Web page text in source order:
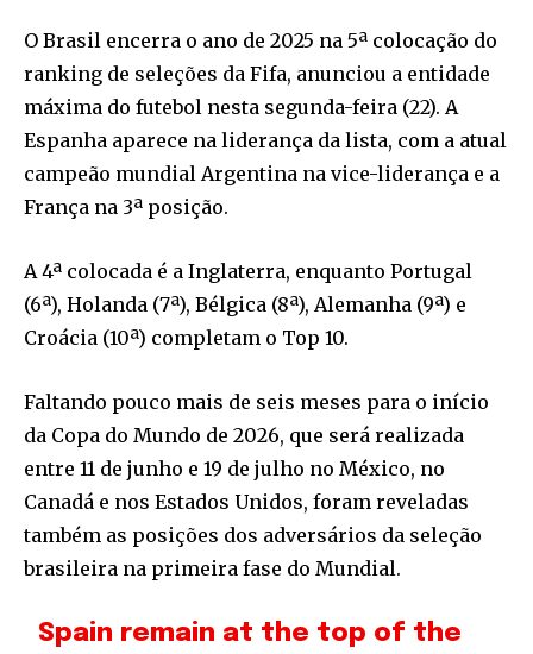
O Brasil encerra o ano de 2025 na 5ª colocação do
ranking de seleções da Fifa, anunciou a entidade
máxima do futebol nesta segunda-feira (22). A
Espanha aparece na liderança da lista, com a atual
campeão mundial Argentina na vice-liderança e a
França na 3ª posição.
A 4ª colocada é a Inglaterra, enquanto Portugal
(6ª), Holanda (7ª), Bélgica (8ª), Alemanha (9ª) e
Croácia (10ª) completam o Top 10.
Faltando pouco mais de seis meses para o início
da Copa do Mundo de 2026, que será realizada
entre 11 de junho e 19 de julho no México, no
Canadá e nos Estados Unidos, foram reveladas
também as posições dos adversários da seleção
brasileira na primeira fase do Mundial.
Spain remain at the top of the